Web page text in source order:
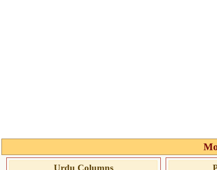
Urdu Columns